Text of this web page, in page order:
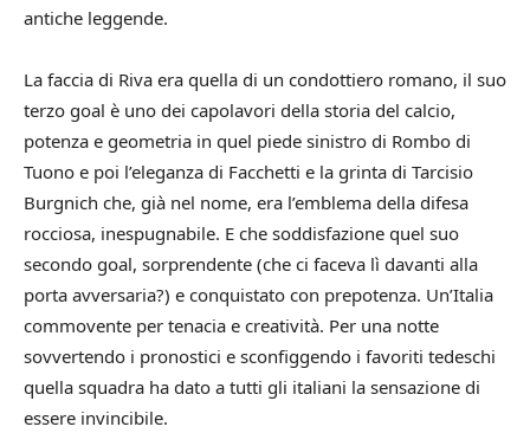
antiche leggende.
La faccia di Riva era quella di un condottiero romano, il suo
terzo goal è uno dei capolavori della storia del calcio,
potenza e geometria in quel piede sinistro di Rombo di
Tuono e poi l’eleganza di Facchetti e la grinta di Tarcisio
Burgnich che, già nel nome, era l’emblema della difesa
rocciosa, inespugnabile. E che soddisfazione quel suo
secondo goal, sorprendente (che ci faceva lì davanti alla
porta avversaria?) e conquistato con prepotenza. Un’Italia
commovente per tenacia e creatività. Per una notte
sovvertendo i pronostici e sconfiggendo i favoriti tedeschi
quella squadra ha dato a tutti gli italiani la sensazione di
essere invincibile.